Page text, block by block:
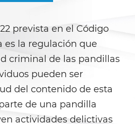
que Causa Lesiones
Graves
con Arma Mortal
con Químicos Cáusticos
prevista en el Código
es la regulación que
criminal de las pandillas
pueden ser
del contenido de esta
de una pandilla
actividades delictivas